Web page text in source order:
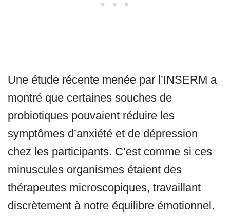
Une étude récente menée par l’INSERM a
montré que certaines souches de
probiotiques pouvaient réduire les
symptômes d’anxiété et de dépression
chez les participants. C’est comme si ces
minuscules organismes étaient des
thérapeutes microscopiques, travaillant
discrètement à notre équilibre émotionnel.